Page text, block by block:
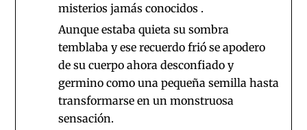
misterios jamás conocidos .
Aunque estaba quieta su sombra
temblaba y ese recuerdo frió se apodero
de su cuerpo ahora desconfiado y
germino como una pequeña semilla hasta
transformarse en un monstruosa
sensación.